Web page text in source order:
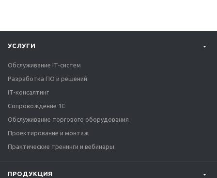
УСЛУГИ
Обслуживание IT-систем
Разработка ПО и решений
IT-консалтинг
Сопровождение 1С
Обслуживание торгового оборудования
Проектирование и монтаж
Практические тренинги и вебинары
ПРОДУКЦИЯ